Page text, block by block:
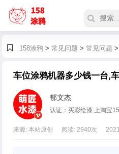
158涂鸦> 常见问题 > 常见问题 >
车位涂鸦机器多少钱一台,
郁文杰
认证：买彩绘漆 上淘宝
来源: 本站原创 阅读:2940次